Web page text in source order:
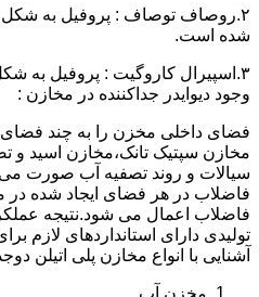
۲.روصاف توصاف : پروفیل به
شده است.
۳.اسپیرال کاروگیت : پروفیل به شکل ذوزنقه طراحی شده است.
وجود دیوایدر جداکننده در مخازن :
فضای داخلی مخزن را به چند فضای
مخازن سپتیک تانک،مخازن اسید و
سیالات و روند تصفیه آب صورت می
فاضلاب در هر فضای ایجاد شده
فاضلاب اعمال می شود.نتیجه
تولیدی دارای استانداردهای لازم
آشنایی با انواع مخازن پلی اتیلن
مخزن آب